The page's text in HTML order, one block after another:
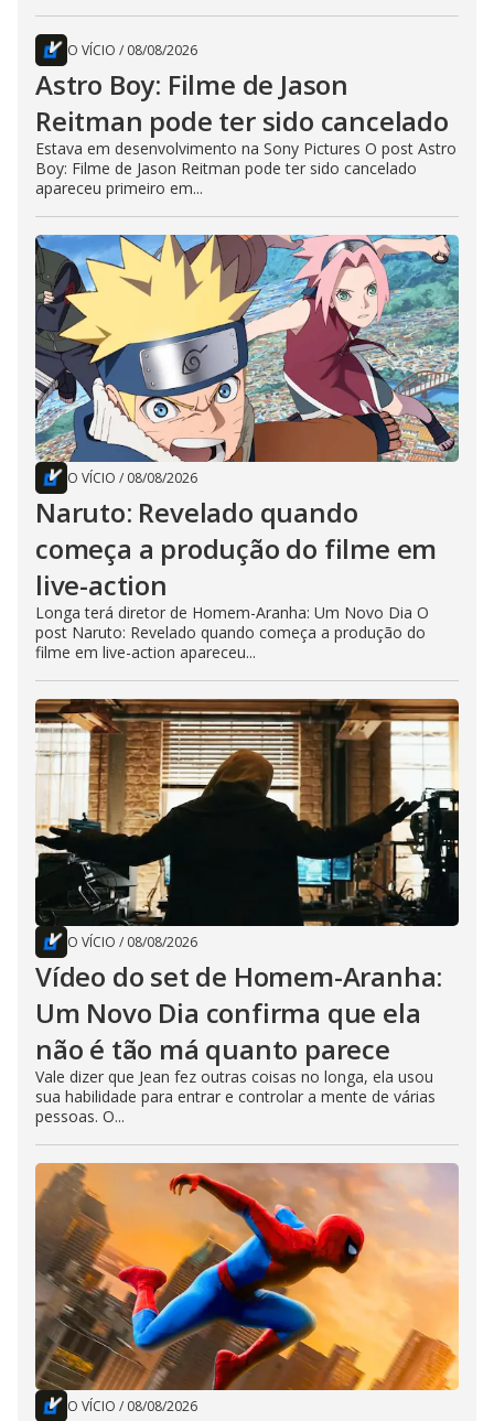
O VÍCIO / 08/08/2026
Astro Boy: Filme de Jason
Reitman pode ter sido cancelado
Estava em desenvolvimento na Sony Pictures O post Astro
Boy: Filme de Jason Reitman pode ter sido cancelado
apareceu primeiro em...
O VÍCIO / 08/08/2026
Naruto: Revelado quando
começa a produção do filme em
live-action
Longa terá diretor de Homem-Aranha: Um Novo Dia O
post Naruto: Revelado quando começa a produção do
filme em live-action apareceu...
O VÍCIO / 08/08/2026
Vídeo do set de Homem-Aranha:
Um Novo Dia confirma que ela
não é tão má quanto parece
Vale dizer que Jean fez outras coisas no longa, ela usou
sua habilidade para entrar e controlar a mente de várias
pessoas. O...
O VÍCIO / 08/08/2026